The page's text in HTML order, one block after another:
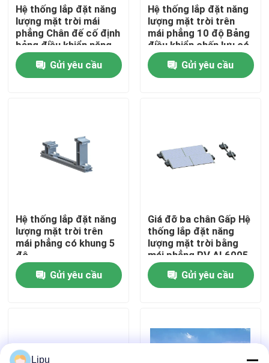
Trang chủ
Các sản phẩm
Về chúng tôi
Kiểm soát chất lượng
Liên hệ chúng tôi
Hệ thống lắp đặt PV năng lượng mặt trời
Hệ thống lắp đặt năng
lượng mặt trời mái
phẳng Chân đế cố định
bảng điều khiển năng
lượng mặt trời Chân đế
nghiêng bảng điều
khiển năng lượng mặt
Gửi yêu cầu
Hệ thống lắp đặt năng
lượng mặt trời trên
mái phẳng 10 độ Bảng
điều khiển chấn lưu có
khung quang điện
Gửi yêu cầu
Hệ thống lắp đặt năng
lượng mặt trời trên
mái phẳng có khung 5
độ
Gửi yêu cầu
Giá đỡ ba chân Gấp Hệ
thống lắp đặt năng
lượng mặt trời bằng
mái phẳng PV AL6005
Bảng điều khiển PV
AL6005Gửi yêu cầu
Lipu